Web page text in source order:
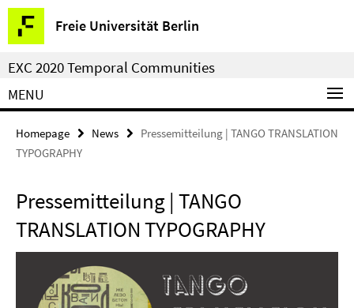
Springe
direkt
zu
Inhalt
Freie Universität Berlin
Service
Navigation
EXC 2020 Temporal Communities
MENU
Homepage News
Pressemitteilung | TANGO TRANSLATION
TYPOGRAPHY
Pressemitteilung | TANGO
TRANSLATION TYPOGRAPHY